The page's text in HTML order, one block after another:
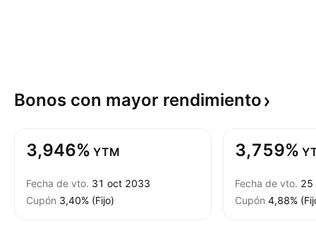
Bonos con mayor rendimiento
3,946% YTM
Fecha de vto. 31 oct 2033
Cupón 3,40% (Fijo)
3,759%
Fecha de vto. 25
Cupón 4,88%